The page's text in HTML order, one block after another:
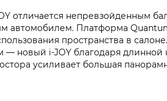
отличается непревзойденным
автомобилем. Платформа
пространства в
i‑JOY благодаря длинной
усиливает большая